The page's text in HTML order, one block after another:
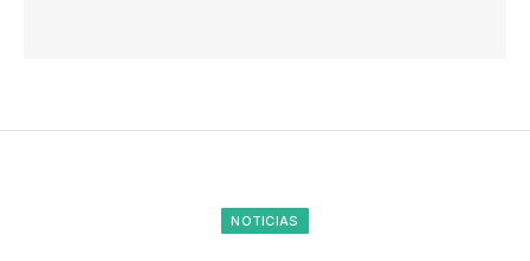
NOTICIAS